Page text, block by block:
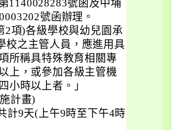
1140028283號函及中埔
號函辦理。
2項)各級學校與幼兒園承
校之主管人員，應進用具
所稱具特殊教育相關專
上，或參加各級主管機
小時以上者。」
計畫)
計9天(上午9時至下午4時